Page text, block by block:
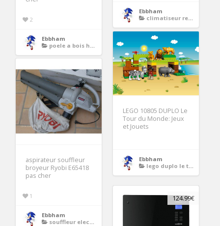
Ebbham
climatiseur reversible pret a poser
2
Ebbham
poele a bois hydro
LEGO 10805 DUPLO Le
Tour du Monde: Jeux
et Jouets
Ebbham
lego duplo le tour du monde
aspirateur souffleur
broyeur Ryobi E65418
pas cher
1
Ebbham
souffleur electrique
124.99€